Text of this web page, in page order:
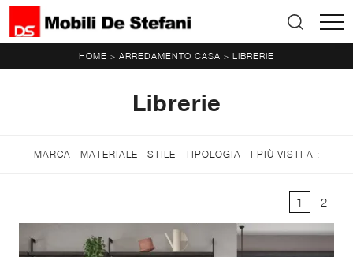
HOME > ARREDAMENTO CASA > LIBRERIE
Librerie
MARCA MATERIALE STILE TIPOLOGIA I PIÙ VISTI A :
1 2